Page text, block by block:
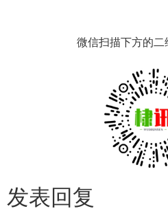
微信扫描下方的二
发表回复